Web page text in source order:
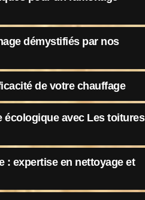
démystifiés par nos
de votre chauffage
écologique avec Les toitures
: expertise en nettoyage et